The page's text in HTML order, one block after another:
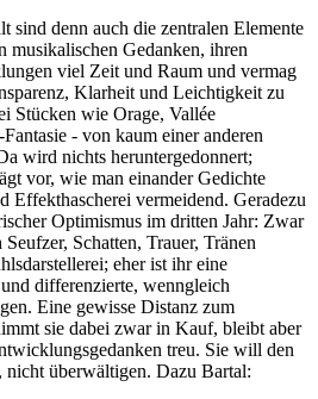
sind denn auch die zentralen Elemente
musikalischen Gedanken, ihren
viel Zeit und Raum und vermag
Klarheit und Leichtigkeit zu
Stücken wie Orage, Vallée
- von kaum einer anderen
wird nichts heruntergedonnert;
vor, wie man einander Gedichte
Effekthascherei vermeidend. Geradezu
Optimismus im dritten Jahr: Zwar
Seufzer, Schatten, Trauer, Tränen
eher ist ihr eine
differenzierte, wenngleich
Eine gewisse Distanz zum
sie dabei zwar in Kauf, bleibt aber
treu. Sie will den
nicht überwältigen. Dazu Bartal: